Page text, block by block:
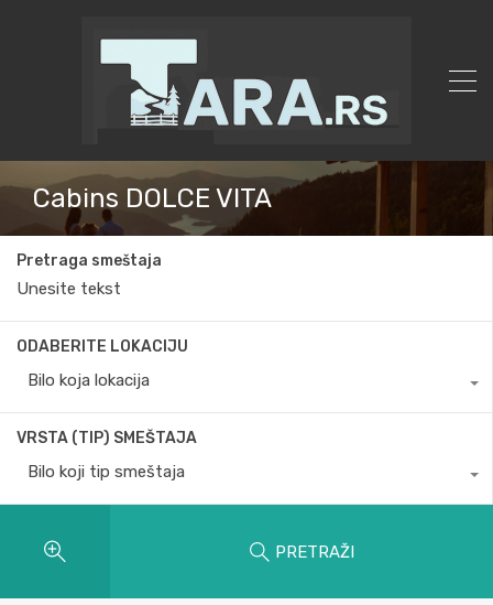
Cabins DOLCE VITA
Pretraga smeštaja
ODABERITE LOKACIJU
Bilo koja lokacija
VRSTA (TIP) SMEŠTAJA
Bilo koji tip smeštaja
PRETRAŽI